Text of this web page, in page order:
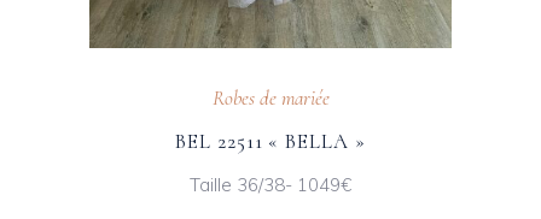
Robes de mariée
BEL 22511 « BELLA »
Taille 36/38- 1049€